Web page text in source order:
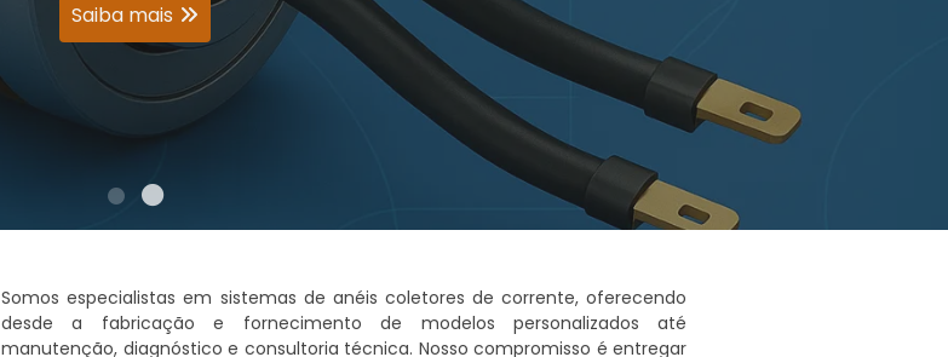
Saiba mais
Somos especialistas em sistemas de anéis coletores de corrente, oferecendo
desde a fabricação e fornecimento de modelos personalizados até
manutenção, diagnóstico e consultoria técnica. Nosso compromisso é entregar